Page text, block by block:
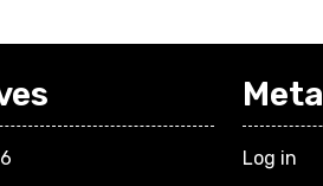
Meta
Log in